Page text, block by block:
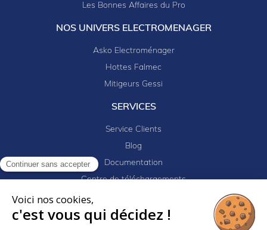
Continuer sans accepter
Voici nos cookies,
c'est vous qui décidez !
Les Bonnes Affaires du Pro
NOS UNIVERS ELECTROMENAGER
Asko Electroménager
Hottes Falmec
Mitigeurs Gessi
SERVICES
Service Clients
Blog
Documentation
Centre de téléchargements
Newsletter